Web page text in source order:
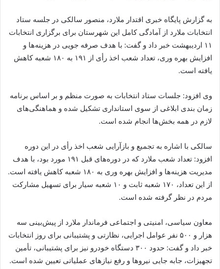
به گزارش پایگاه خبری اقتدار ملارد، منصور سالکی در جلسه ستاد
انتخابات ملارد از آمادگی کامل این شهرستان برای برگزاری انتخابات
۱۱ اردیبهشت خبر داد و گفت: با هدف صرفه جویی در هزینه‌ها و
افزایش بهره وری، تعداد شعب اخذ رأی از ۱۹۱ به ۱۸۰ شعبه کاهش
یافته است.
وی افزود: جلسات ستاد انتخابات به صورت منظم و بر اساس برنامه
زمان بندی ابلاغی از سوی استانداری تشکیل شده و هماهنگی‌های
لازم در همه بخش‌ها انجام شده است.
سالکی با اشاره به تجمیع و بازآرایی شعب اخذ رأی در این دوره
افزود: تعداد شعب ملارد که در دوره‌های قبل ۱۹۱ مورد بود، با هدف
مدیریت هزینه‌ها و افزایش بهره وری به ۱۸۰ شعبه کاهش یافته است.
از این تعداد، ۱۷۰ شعبه ثابت و ۱۰ شعبه سیار برای تسهیل مشارکت
مردم در نظر گرفته شده است.
معاون سیاسی، امنیتی و اجتماعی فرماندار ملارد از پیش‌بینی سه
هزار و ۵۰۰ نفر عوامل اجرایی، نظارتی و پشتیبانی برای روز انتخابات
خبر داد و گفت: حدود ۳۰۰ دستگاه خودرو نیز برای پشتیبانی، تأمین
تجهیزات، جابه جایی نیرو‌ها و رفع نیاز‌های عملیاتی تعیین شده است.